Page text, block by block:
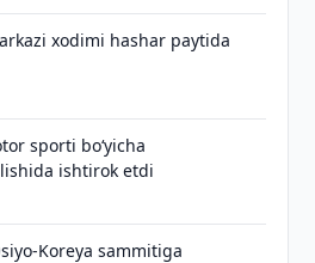
xodimi hashar paytida
sporti bo‘yicha
ishtirok etdi
Koreya sammitiga